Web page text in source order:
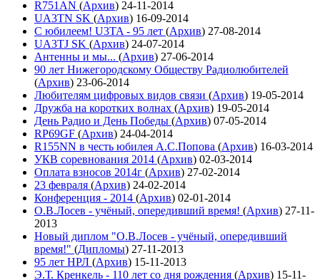
R751AN (Архив) 24-11-2014
UA3TN SK (Архив) 16-09-2014
С юбилеем! U3TA - 95 лет (Архив) 27-08-2014
UA3TJ SK (Архив) 24-07-2014
Антенны и мы... (Архив) 27-06-2014
90 лет Нижегородскому Обществу Радиолюбителей
(Архив) 23-06-2014
Любителям цифровых видов связи (Архив) 19-05-2014
Дружба на коротких волнах (Архив) 19-05-2014
День Радио и День Победы (Архив) 07-05-2014
RP69GF (Архив) 24-04-2014
R155NN в честь юбилея А.С.Попова (Архив) 16-03-2014
УКВ соревнования 2014 (Архив) 02-03-2014
Оплата взносов 2014г (Архив) 27-02-2014
23 февраля (Архив) 24-02-2014
Конференция - 2014 (Архив) 02-01-2014
О.В.Лосев - учёный, опередивший время! (Архив) 27-11-
2013
Новый диплом "О.В.Лосев - учёный, опередивший
время!" (Дипломы) 27-11-2013
95 лет НРЛ (Архив) 15-11-2013
Э.Т. Кренкель - 110 лет со дня рождения (Архив) 15-11-